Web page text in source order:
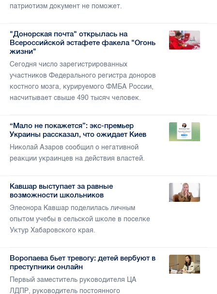
патриотизм документ не поможет.
"Донорская почта" открылась на
Всероссийской эстафете факела "Огонь
жизни"
Сегодня число зарегистрированных
участников Федерального регистра доноров
костного мозга, курируемого ФМБА России,
насчитывает свыше 490 тысяч человек.
“Мало не покажется”: экс-премьер
Украины рассказал, что ожидает Киев
Николай Азаров сообщил о негативной
реакции украинцев на действия властей.
Кавшар выступает за равные
возможности школьников
Элеонора Кавшар поделилась личным
опытом учебы в сельской школе в поселке
Уктур Хабаровского края.
Воропаева бьет тревогу: детей вербуют в
преступники онлайн
Первый заместитель руководителя ЦА
ЛДПР, руководитель постоянного